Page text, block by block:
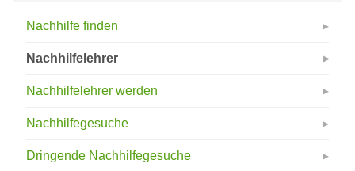
Nachhilfe finden
Nachhilfelehrer
Nachhilfelehrer werden
Nachhilfegesuche
Dringende Nachhilfegesuche